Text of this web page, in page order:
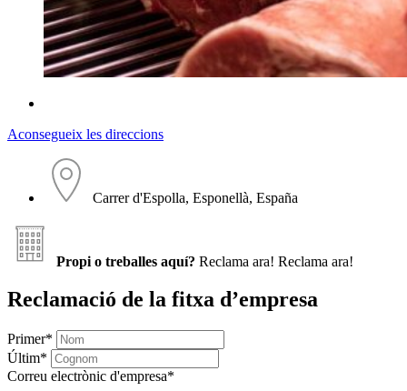
Aconsegueix les direccions
Carrer d'Espolla, Esponellà, España
Propi o treballes aquí? Reclama ara! Reclama ara!
Reclamació de la fitxa d’empresa
Primer*
Últim*
Correu electrònic d'empresa*